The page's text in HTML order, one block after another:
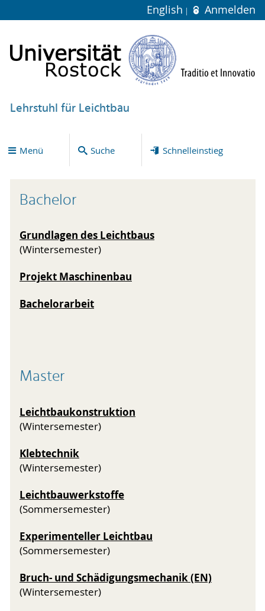
English Anmelden
Lehrstuhl für Leichtbau
Menü Suche Schnelleinstieg
Bachelor
Grundlagen des Leichtbaus
(Wintersemester)
Projekt Maschinenbau
Bachelorarbeit
Master
Leichtbaukonstruktion
(Wintersemester)
Klebtechnik
(Wintersemester)
Leichtbauwerkstoffe
(Sommersemester)
Experimenteller Leichtbau
(Sommersemester)
Bruch- und Schädigungsmechanik (EN)
(Wintersemester)